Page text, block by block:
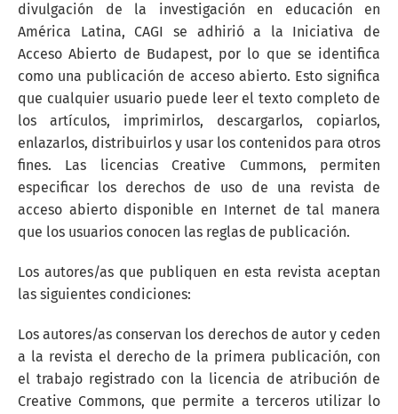
divulgación de la investigación en educación en
América Latina, CAGI se adhirió a la Iniciativa de
Acceso Abierto de Budapest, por lo que se identifica
como una publicación de acceso abierto. Esto significa
que cualquier usuario puede leer el texto completo de
los artículos, imprimirlos, descargarlos, copiarlos,
enlazarlos, distribuirlos y usar los contenidos para otros
fines. Las licencias Creative Cummons, permiten
especificar los derechos de uso de una revista de
acceso abierto disponible en Internet de tal manera
que los usuarios conocen las reglas de publicación.
Los autores/as que publiquen en esta revista aceptan
las siguientes condiciones:
Los autores/as conservan los derechos de autor y ceden
a la revista el derecho de la primera publicación, con
el trabajo registrado con la licencia de atribución de
Creative Commons, que permite a terceros utilizar lo